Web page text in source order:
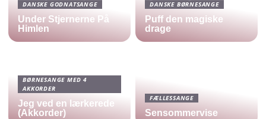
DANSKE GODNATSANGE
Under Stjernerne På
Himlen
DANSKE BØRNESANGE
Puff den magiske
drage
BØRNESANGE MED 4
AKKORDER
Jeg ved en lærkerede
(Akkorder)
FÆLLESSANGE
Sensommervise